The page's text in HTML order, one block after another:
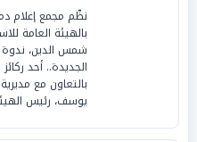
نظّم مجمع إعلام
بالهيئة العامة
شمس الدين، ندوة
الجديدة.. أحد
بالتعاون مع
يوسف، رئيس